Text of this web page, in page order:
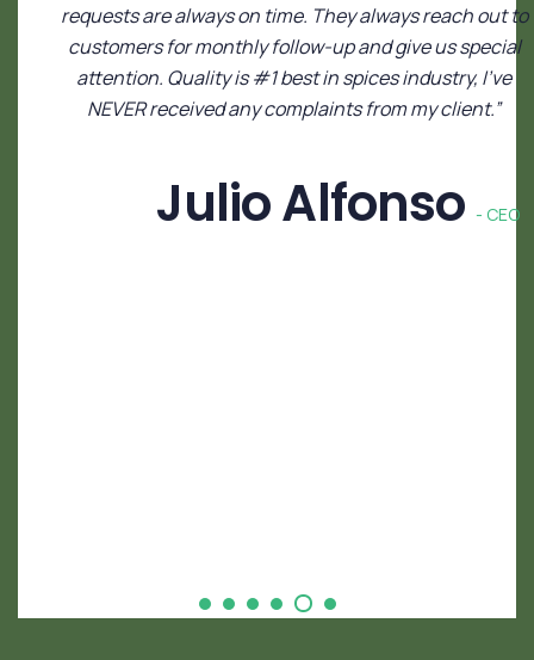
requests are always on time. They always reach out to
customers for monthly follow-up and give us special
attention. Quality is #1 best in spices industry, I’ve
NEVER received any complaints from my client.”
Julio Alfonso - CEO